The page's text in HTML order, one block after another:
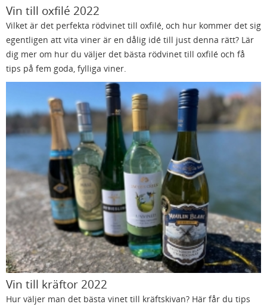
Vin till oxfilé 2022
Vilket är det perfekta rödvinet till oxfilé, och hur kommer det sig
egentligen att vita viner är en dålig idé till just denna rätt? Lär
dig mer om hur du väljer det bästa rödvinet till oxfilé och få
tips på fem goda, fylliga viner.
Vin till kräftor 2022
Hur väljer man det bästa vinet till kräftskivan? Här får du tips